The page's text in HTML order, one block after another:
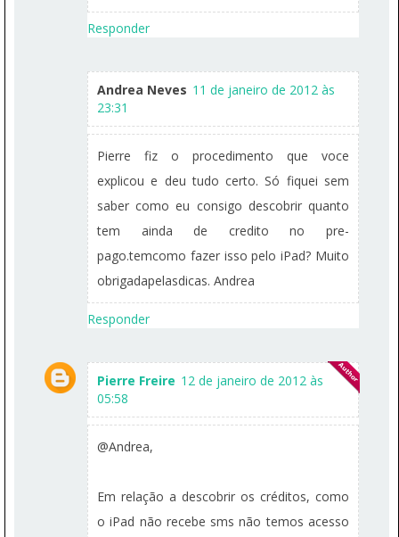
Responder
Andrea Neves 11 de janeiro de 2012 às
23:31
Pierre fiz o procedimento que voce
explicou e deu tudo certo. Só fiquei sem
saber como eu consigo descobrir quanto
tem ainda de credito no pre-
pago.temcomo fazer isso pelo iPad? Muito
obrigadapelasdicas. Andrea
Responder
Pierre Freire 12 de janeiro de 2012 às
05:58
@Andrea,
Em relação a descobrir os créditos, como
o iPad não recebe sms não temos acesso